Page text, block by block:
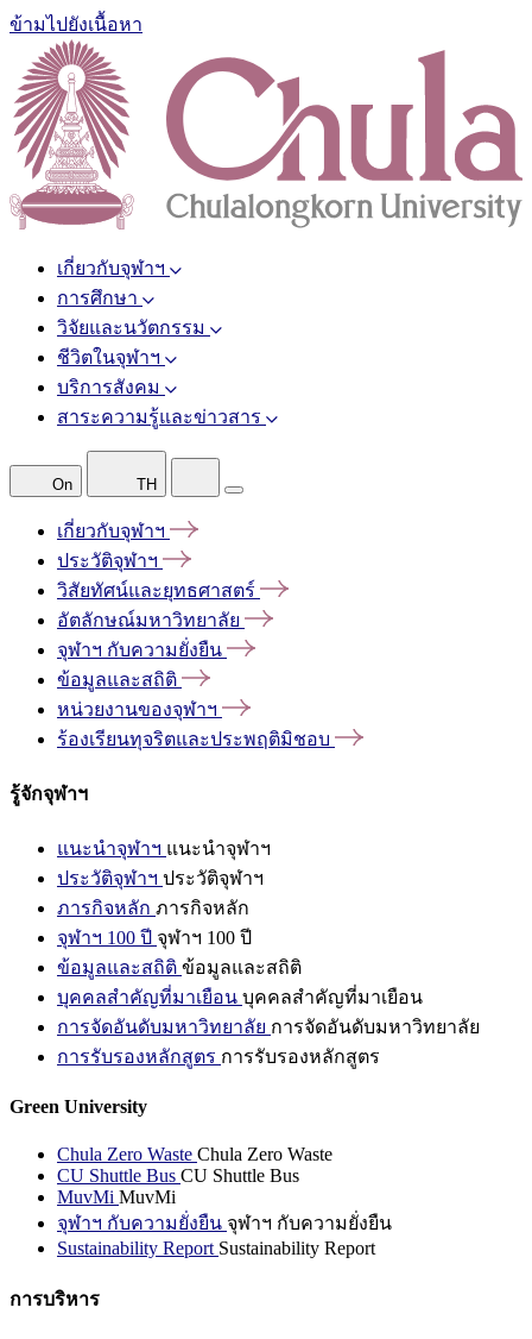
ข้ามไปยังเนื้อหา
เกี่ยวกับจุฬาฯ
การศึกษา
วิจัยและนวัตกรรม
ชีวิตในจุฬาฯ
บริการสังคม
สาระความรู้และข่าวสาร
On TH
เกี่ยวกับจุฬาฯ
ประวัติจุฬาฯ
วิสัยทัศน์และยุทธศาสตร์
อัตลักษณ์มหาวิทยาลัย
จุฬาฯ กับความยั่งยืน
ข้อมูลและสถิติ
หน่วยงานของจุฬาฯ
ร้องเรียนทุจริตและประพฤติมิชอบ
รู้จักจุฬาฯ
แนะนำจุฬาฯ แนะนำจุฬาฯ
ประวัติจุฬาฯ ประวัติจุฬาฯ
ภารกิจหลัก ภารกิจหลัก
จุฬาฯ 100 ปี จุฬาฯ 100 ปี
ข้อมูลและสถิติ ข้อมูลและสถิติ
บุคคลสำคัญที่มาเยือน บุคคลสำคัญที่มาเยือน
การจัดอันดับมหาวิทยาลัย การจัดอันดับมหาวิทยาลัย
การรับรองหลักสูตร การรับรองหลักสูตร
Green University
Chula Zero Waste Chula Zero Waste
CU Shuttle Bus CU Shuttle Bus
MuvMi MuvMi
จุฬาฯ กับความยั่งยืน จุฬาฯ กับความยั่งยืน
Sustainability Report Sustainability Report
การบริหาร